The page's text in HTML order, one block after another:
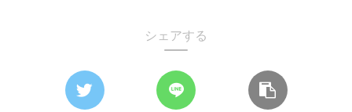
シェアする